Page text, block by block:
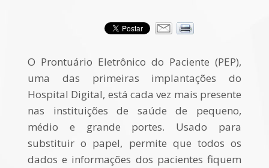
O Prontuário Eletrônico do Paciente (PEP),
uma das primeiras implantações do
Hospital Digital, está cada vez mais presente
nas instituições de saúde de pequeno,
médio e grande portes. Usado para
substituir o papel, permite que todos os
dados e informações dos pacientes fiquem